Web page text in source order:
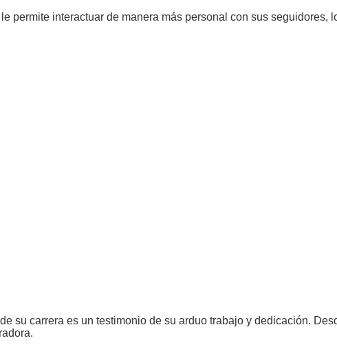
permite interactuar de manera más personal con sus seguidores,
su carrera es un testimonio de su arduo trabajo y dedicación.